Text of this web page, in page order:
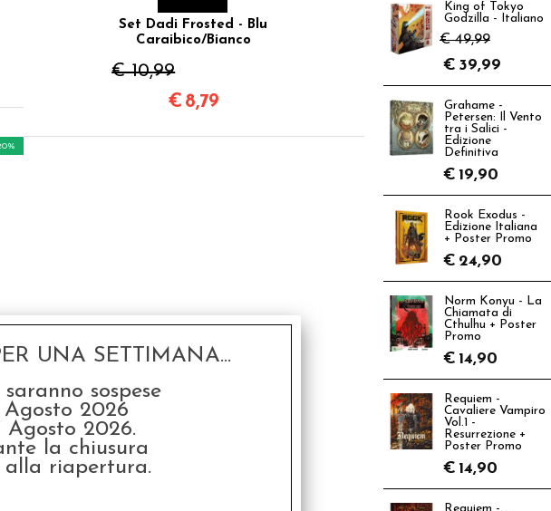
Set Dadi Frosted - Blu
Caraibico/Bianco
€ 10,99
€ 8,79
King of Tokyo
Godzilla - Italiano
€ 49,99
€ 39,99
Grahame -
Petersen: Il Vento
tra i Salici -
Edizione
Definitiva
€ 19,90
Rook Exodus -
Edizione Italiana
+ Poster Promo
€ 24,90
Norm Konyu - La
Chiamata di
Cthulhu + Poster
Promo
€ 14,90
Requiem -
Cavaliere Vampiro
Vol.1 -
Resurrezione +
Poster Promo
€ 14,90
UNA SETTIMANA...
sospese
2026
Agosto 2026.
la chiusura
riapertura.